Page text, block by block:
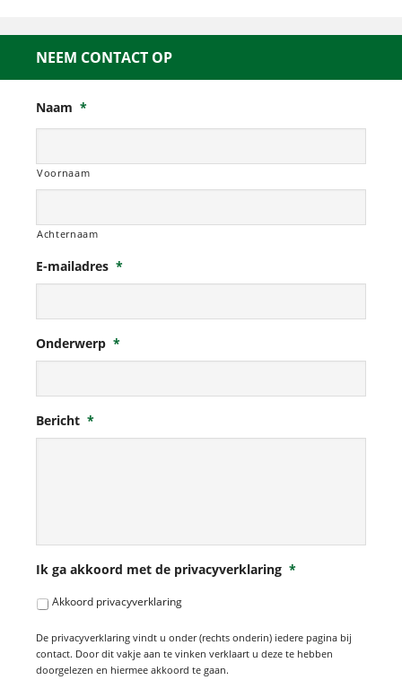
NEEM CONTACT OP
Naam *
Voornaam
Achternaam
E-mailadres *
Onderwerp *
Bericht *
Ik ga akkoord met de privacyverklaring *
Akkoord privacyverklaring
De privacyverklaring vindt u onder (rechts onderin) iedere pagina bij
contact. Door dit vakje aan te vinken verklaart u deze te hebben
doorgelezen en hiermee akkoord te gaan.